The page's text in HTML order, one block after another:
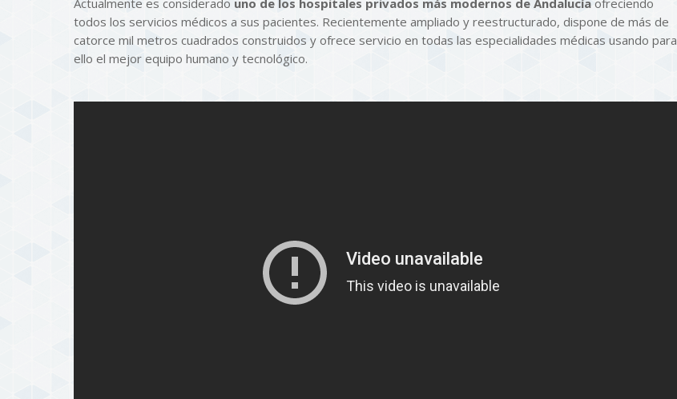
todos los servicios médicos a sus pacientes. Recientemente ampliado y reestructurado, dispone de más de
catorce mil metros cuadrados construidos y ofrece servicio en todas las especialidades médicas usando para
ello el mejor equipo humano y tecnológico.